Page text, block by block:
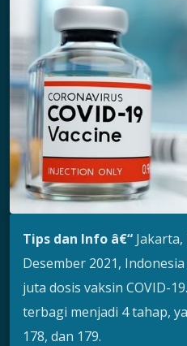
Tips dan Info â€“ Jakarta,
Desember 2021,
juta dosis vaksin COVID-
terbagi menjadi 4 tahap,
178, dan 179.